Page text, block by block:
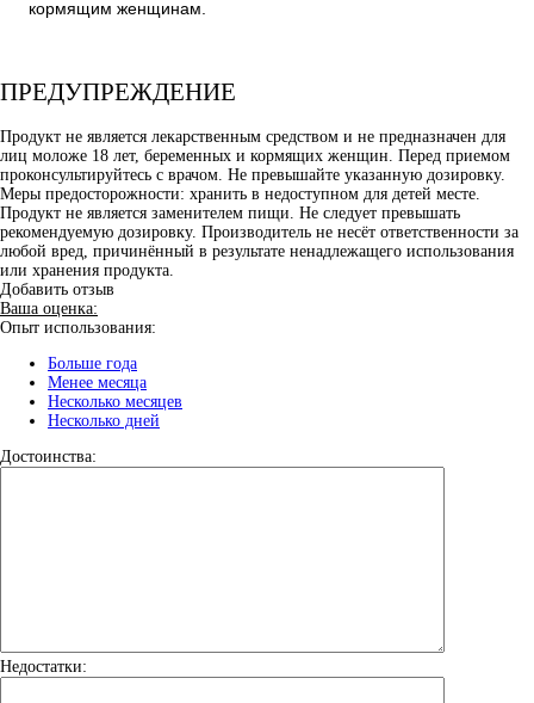
кормящим женщинам.
ПРЕДУПРЕЖДЕНИЕ
Продукт не является лекарственным средством и не предназначен для
лиц моложе 18 лет, беременных и кормящих женщин. Перед приемом
проконсультируйтесь с врачом. Не превышайте указанную дозировку.
Меры предосторожности: хранить в недоступном для детей месте.
Продукт не является заменителем пищи. Не следует превышать
рекомендуемую дозировку. Производитель не несёт ответственности за
любой вред, причинённый в результате ненадлежащего использования
или хранения продукта.
Добавить отзыв
Ваша оценка:
Опыт использования:
Больше года
Менее месяца
Несколько месяцев
Несколько дней
Достоинства:
Недостатки: